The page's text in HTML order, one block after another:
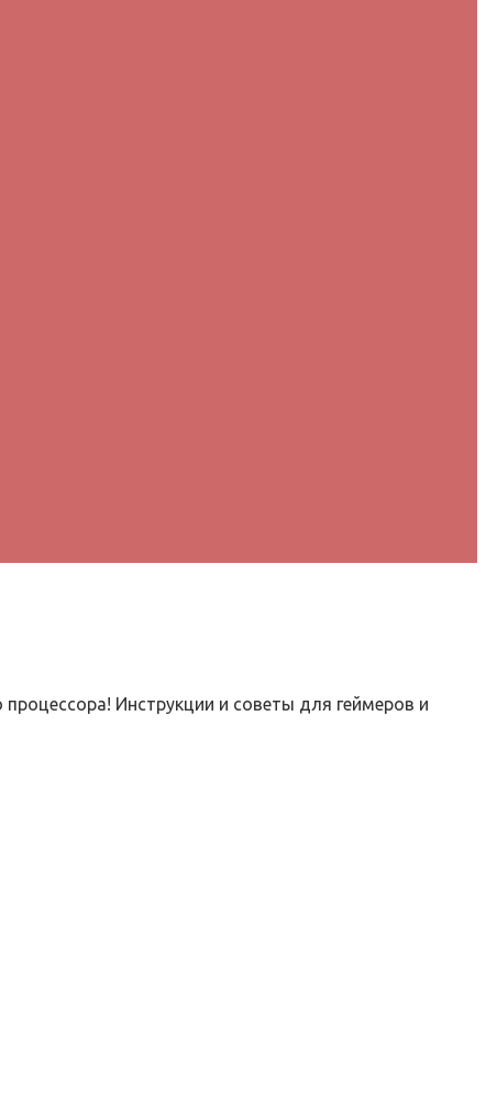
Инструкции и советы для геймеров и